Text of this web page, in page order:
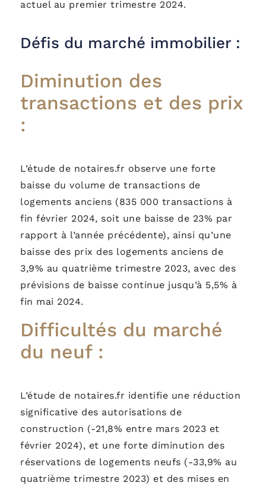
actuel au premier trimestre 2024.
Défis du marché immobilier :
Diminution des
transactions et des prix
:
L’étude de notaires.fr observe une forte
baisse du volume de transactions de
logements anciens (835 000 transactions à
fin février 2024, soit une baisse de 23% par
rapport à l’année précédente), ainsi qu’une
baisse des prix des logements anciens de
3,9% au quatrième trimestre 2023, avec des
prévisions de baisse continue jusqu’à 5,5% à
fin mai 2024.
Difficultés du marché
du neuf :
L’étude de notaires.fr identifie une réduction
significative des autorisations de
construction (-21,8% entre mars 2023 et
février 2024), et une forte diminution des
réservations de logements neufs (-33,9% au
quatrième trimestre 2023) et des mises en